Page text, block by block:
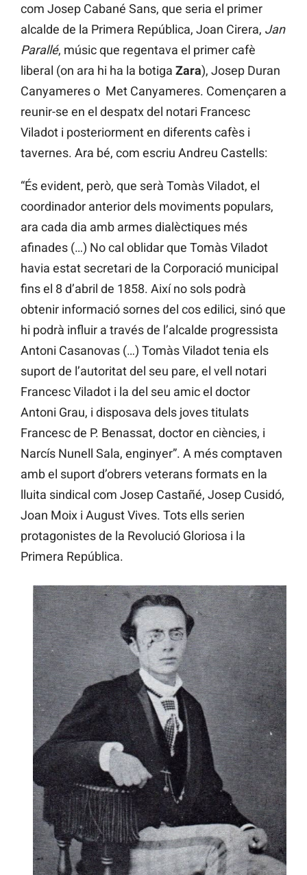
com Josep Cabané Sans, que seria el primer
alcalde de la Primera República, Joan Cirera, Jan
Parallé, músic que regentava el primer cafè
liberal (on ara hi ha la botiga Zara), Josep Duran
Canyameres o Met Canyameres. Començaren a
reunir-se en el despatx del notari Francesc
Viladot i posteriorment en diferents cafès i
tavernes. Ara bé, com escriu Andreu Castells:
“És evident, però, que serà Tomàs Viladot, el
coordinador anterior dels moviments populars,
ara cada dia amb armes dialèctiques més
afinades (…) No cal oblidar que Tomàs Viladot
havia estat secretari de la Corporació municipal
fins el 8 d’abril de 1858. Així no sols podrà
obtenir informació sornes del cos edilici, sinó que
hi podrà influir a través de l’alcalde progressista
Antoni Casanovas (…) Tomàs Viladot tenia els
suport de l’autoritat del seu pare, el vell notari
Francesc Viladot i la del seu amic el doctor
Antoni Grau, i disposava dels joves titulats
Francesc de P. Benassat, doctor en ciències, i
Narcís Nunell Sala, enginyer”. A més comptaven
amb el suport d’obrers veterans formats en la
lluita sindical com Josep Castañé, Josep Cusidó,
Joan Moix i August Vives. Tots ells serien
protagonistes de la Revolució Gloriosa i la
Primera República.